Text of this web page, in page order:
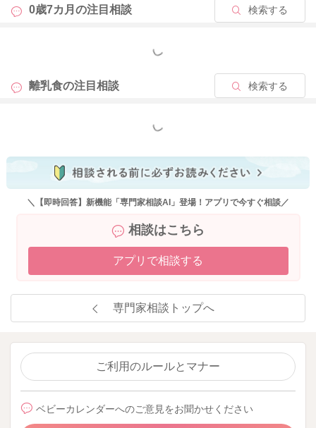
0歳7カ月の注目相談 検索する
もっと見る
離乳食の注目相談 検索する
もっと見る
＼【即時回答】新機能「専門家相談AI」登場！アプリで今すぐ相談／
相談はこちら
アプリで相談する
専門家相談トップへ
ご利用のルールとマナー
ベビーカレンダーへのご意見をお聞かせください